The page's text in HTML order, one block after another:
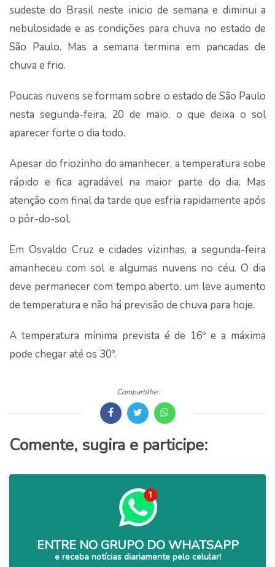
sudeste do Brasil neste inicio de semana e diminui a
nebulosidade e as condições para chuva no estado de
São Paulo. Mas a semana termina em pancadas de
chuva e frio.
Poucas nuvens se formam sobre o estado de São Paulo
nesta segunda-feira, 20 de maio, o que deixa o sol
aparecer forte o dia todo.
Apesar do friozinho do amanhecer, a temperatura sobe
rápido e fica agradável na maior parte do dia. Mas
atenção com final da tarde que esfria rapidamente após
o pôr-do-sol.
Em Osvaldo Cruz e cidades vizinhas, a segunda-feira
amanheceu com sol e algumas nuvens no céu. O dia
deve permanecer com tempo aberto, um leve aumento
de temperatura e não há previsão de chuva para hoje.
A temperatura mínima prevista é de 16º e a máxima
pode chegar até os 30º.
Compartilhe:
Comente, sugira e participe:
ENTRE NO GRUPO DO WHATSAPP
e receba notícias diariamente pelo celular!